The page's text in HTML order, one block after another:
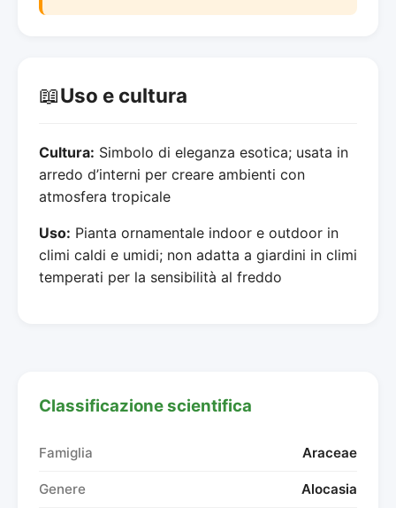
📖Uso e cultura
Cultura: Simbolo di eleganza esotica; usata in
arredo d’interni per creare ambienti con
atmosfera tropicale
Uso: Pianta ornamentale indoor e outdoor in
climi caldi e umidi; non adatta a giardini in climi
temperati per la sensibilità al freddo
Classificazione scientifica
Famiglia Araceae
Genere Alocasia